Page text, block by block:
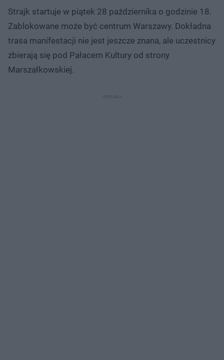
Strajk startuje w piątek 28 października o godzinie 18.
Zablokowane może być centrum Warszawy. Dokładna
trasa manifestacji nie jest jeszcze znana, ale uczestnicy
zbierają się pod Pałacem Kultury od strony
Marszałkowskiej.